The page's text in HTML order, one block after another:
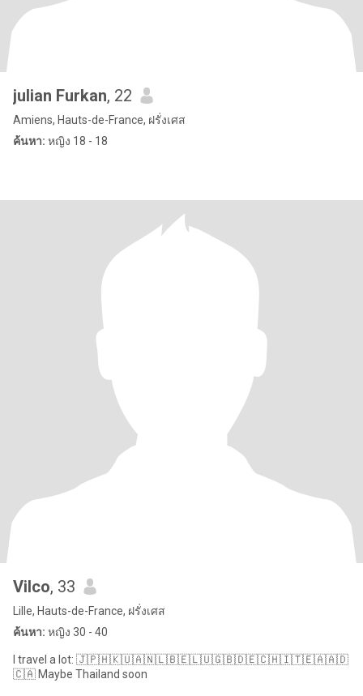
julian Furkan, 22
Amiens, Hauts-de-France, ฝรั่งเศส
ค้นหา: หญิง 18 - 18
Vilco, 33
Lille, Hauts-de-France, ฝรั่งเศส
ค้นหา: หญิง 30 - 40
I travel a lot: 🇯🇵🇭🇰🇺🇦🇳🇱🇧🇪🇱🇺🇬🇧🇩🇪🇨🇭🇮🇹🇪🇦🇦🇩
🇨🇦 Maybe Thailand soon